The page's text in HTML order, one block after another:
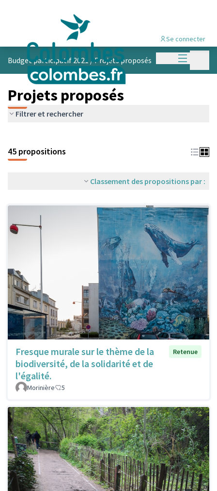
Menu
Se connecter
Budget participatif 2021 /Projets proposés
Projets proposés
Filtrer et rechercher
45 propositions
Classement des propositions par :
Fresque murale sur le thème de la
biodiversité, de la solidarité et de
l'égalité.
Retenue
Morinière 5